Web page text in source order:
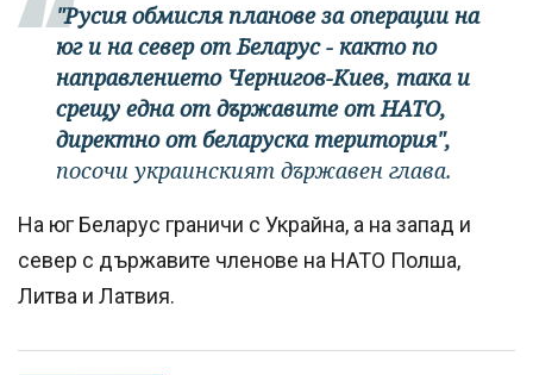
"Русия обмисля планове за операции на
юг и на север от Беларус - както по
направлението Чернигов-Киев, така и
срещу една от държавите от НАТО,
директно от беларуска територия",
посочи украинският държавен глава.
На юг Беларус граничи с Украйна, а на запад и
север с държавите членове на НАТО Полша,
Литва и Латвия.